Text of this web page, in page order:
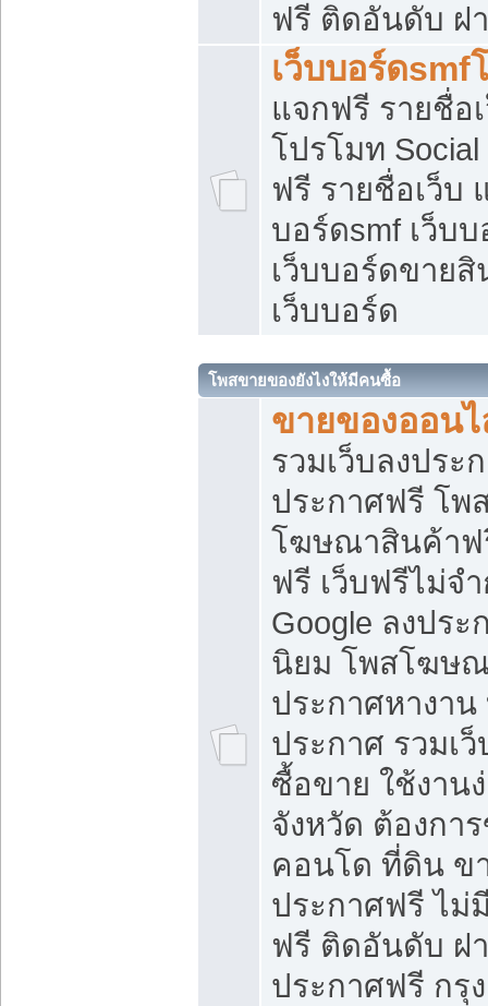
ฟรี ติดอันดับ ฝ
เว็บบอร์ดsmf
แจกฟรี รายชื่อ
โปรโมท
ฟรี รายชื่อเว็บ
บอร์ดsmf เว็บ
เว็บบอร์ดขาย
เว็บบอร์ด
โพสขายของยังไงให้มีคนซื้อ
ขายของออน
รวมเว็บลงประ
ประกาศฟรี โพ
โฆษณาสินค้าฟ
ฟรี เว็บฟรีไม่จ
Google ลงปร
นิยม โพสโฆษ
ประกาศหางาน
ประกาศ รวมเ
ซื้อขาย ใช้งาน
จังหวัด ต้องกา
คอนโด ที่ดิน ข
ประกาศฟรี ไม่
ฟรี ติดอันดับ ฝ
ประกาศฟรี กรุ